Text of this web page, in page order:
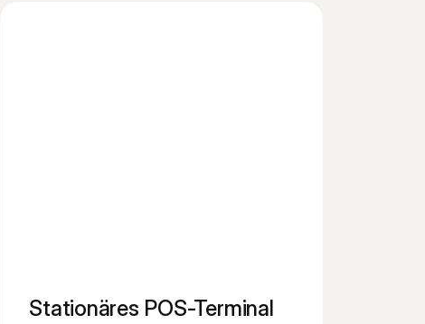
Stationäres POS-Terminal